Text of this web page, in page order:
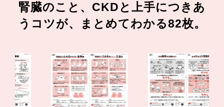
腎臓のこと、CKDと上手につきあ
うコツが、まとめてわかる82枚。